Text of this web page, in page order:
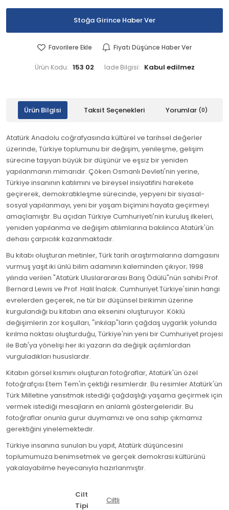
Stoğa Girince Haber Ver
Favorilere Ekle Fiyatı Düşünce Haber Ver
Ürün Kodu: 153 02 İade Bilgisi:
Ürün Bilgisi Taksit Seçenekleri Yorumlar (0)
Atatürk Anadolu coğrafyasında kültürel ve tarihsel değerler
üzerinde, Türkiye toplumunu bir değişim, yenileşme, gelişim
sürecine taşıyan büyük bir düşünür ve eşsiz bir yeniden
yapılanmanın mimarıdır. Çöken Osmanlı Devleti'nin yerine,
Türkiye insanının katılımını ve bireysel insiyatifini harekete
geçirerek, demokratikleşme sürecinde, yepyeni bir siyasal-
sosyal yapılanmayı, yeni bir yaşam biçimini hayata geçirmeyi
amaçlamıştır. Bu açıdan Türkiye Cumhuriyeti'nin kuruluş ilkeleri,
yeniden yapılanma ve değişim atılımlarına bakılınca Atatürk'ün
dehası çarpıcılık kazanmaktadır.
Bu kitabı oluşturan metinler, Türk tarih araştırmalarına damgasını
vurmuş yaşıt iki ünlü bilim adamının kaleminden çıkıyor; 1998
yılında verilen "Atatürk Uluslarararası Barış Ödülü"nün sahibi Prof.
Bernard Lewis ve Prof. Halil İnalcık. Cumhuriyet Türkiye'sinin hangi
evrelerden geçerek, ne tür bir düşünsel birikimin üzerine
kurgulandığı bu kitabın ana eksenini oluşturuyor. Köklü
değişimlerin zor koşulları, "inkılap"ların çağdaş uygarlık yolunda
kırılma noktası oluşturduğu, Türkiye'nin yeni bir Cumhuriyet projesi
ile Batı'ya yönelişi her iki yazarın da değişik açılımlardan
vurguladıkları hususlardır.
Kitabın görsel kısmını oluşturan fotoğraflar, Atatürk'ün özel
fotoğrafçısı Etem Tem'in çektiği resimlerdir. Bu resimler Atatürk'ün
Türk Milletine yansıtmak istediği çağdaşlığı yaşama geçirmek için
vermek istediği mesajların en anlamlı göstergeleridir. Bu
fotoğraflar onunla gurur duymamızı ve ona sahip çıkmamız
gerektiğini yinelemektedir.
Türkiye insanına sunulan bu yapıt, Atatürk düşüncesini
toplumumuza benimsetmek ve gerçek demokrasi kültürünü
yakalayabilme heyecanıyla hazırlanmıştır.
Cilt
Tipi
Ciltli